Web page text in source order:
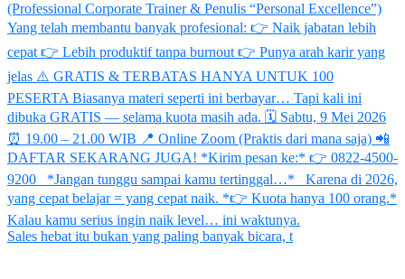
Sales hebat itu bukan yang paling banyak bicara, t